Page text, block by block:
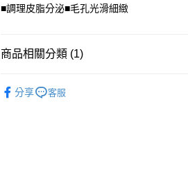
■調理皮脂分泌■毛孔光滑細緻
商品相關分類 (1)
分享
客服